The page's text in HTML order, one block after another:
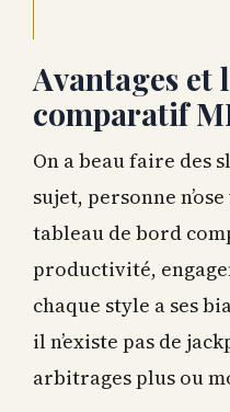
Avantages et
comparatif
On a beau faire des
sujet, personne
tableau de bord
productivité,
chaque style a ses
il n’existe pas de
arbitrages plus ou